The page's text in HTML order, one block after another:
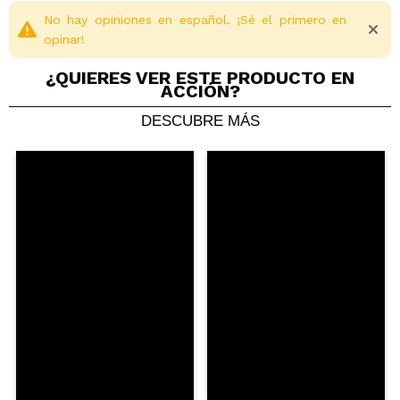
No hay opiniones en español. ¡Sé el primero en
opinar!
¿QUIERES VER ESTE PRODUCTO EN
ACCIÓN?
DESCUBRE MÁS